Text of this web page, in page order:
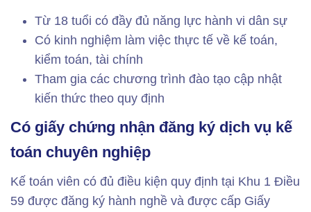
Từ 18 tuổi có đầy đủ năng lực hành vi dân sự
Có kinh nghiệm làm việc thực tế về kế toán,
kiểm toán, tài chính
Tham gia các chương trình đào tạo cập nhật
kiến ​​thức theo quy định
Có giấy chứng nhận đăng ký dịch vụ kế
toán chuyên nghiệp
Kế toán viên có đủ điều kiện quy định tại Khu 1 Điều
59 được đăng ký hành nghề và được cấp Giấy